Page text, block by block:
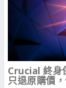
Crucial 終身
只退原購價